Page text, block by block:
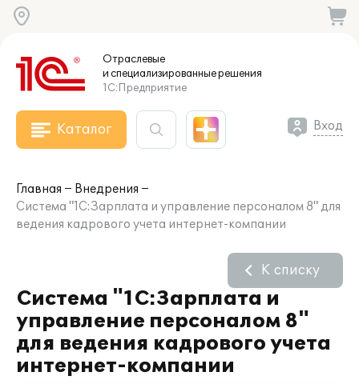
Отраслевые
и специализированныерешения
1С:Предприятие
Каталог Вход
Главная
Внедрения
Система "1С:Зарплата и управление персоналом 8" для
ведения кадрового учета интернет-компании
Система "1С:Зарплата и
управление персоналом 8"
для ведения кадрового учета
интернет-компании
К списку